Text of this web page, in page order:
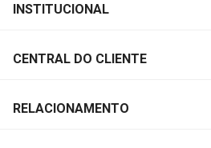
PAGAMENTO
INSTITUCIONAL
CENTRAL DO CLIENTE
RELACIONAMENTO